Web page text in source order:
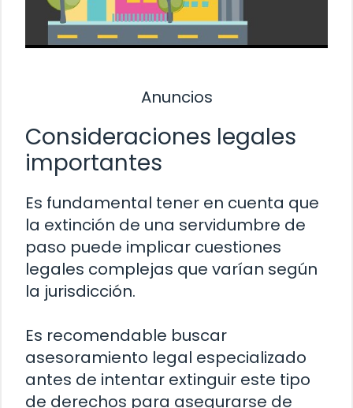
Anuncios
Consideraciones legales
importantes
Es fundamental tener en cuenta que
la extinción de una servidumbre de
paso puede implicar cuestiones
legales complejas que varían según
la jurisdicción.
Es recomendable buscar
asesoramiento legal especializado
antes de intentar extinguir este tipo
de derechos para asegurarse de